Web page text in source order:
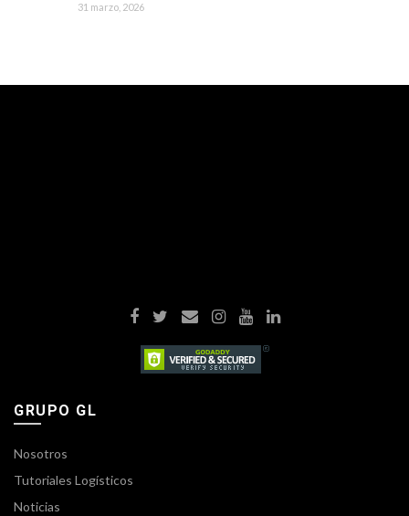
31 marzo, 2026
GRUPO GL
Nosotros
Tutoriales Logísticos
Noticias